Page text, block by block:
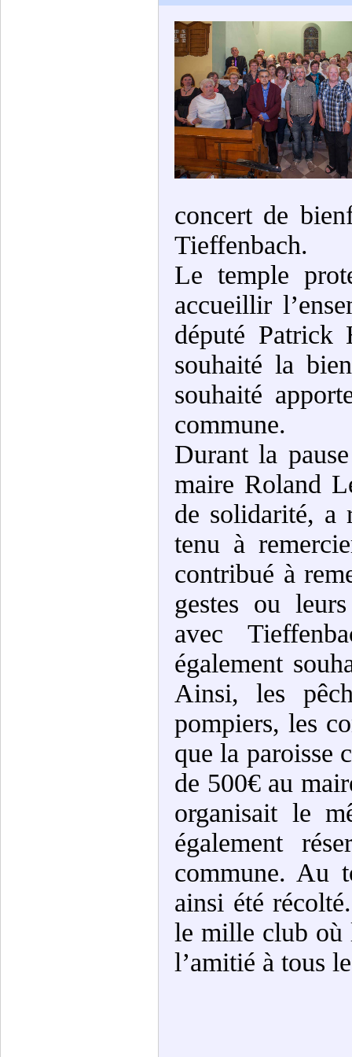
concert de
Tieffenbach.
Le temple
accueillir
député Patrick
souhaité la
souhaité
commune.
Durant la
maire Roland
de solidarité, a
tenu à
contribué à
gestes ou
avec
également
Ainsi, les
pompiers, les
que la paroisse
de 500€ au
organisait le
également
commune. Au
ainsi été
le mille club où
l’amitié à tous